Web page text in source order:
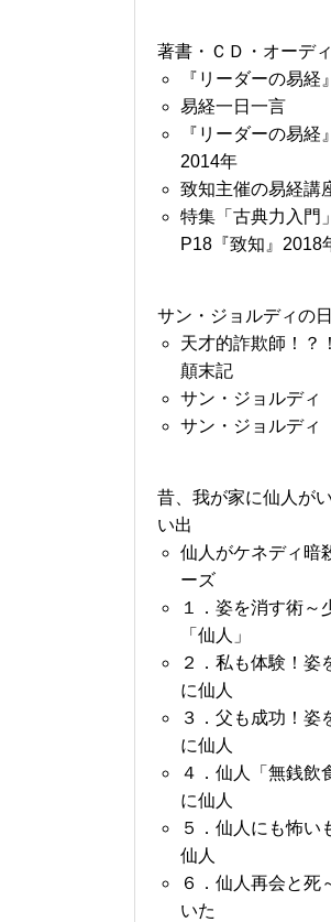
著書・ＣＤ・オーデ
『リーダーの易経
易経一日一言
『リーダーの易
2014年
致知主催の易経講
特集「古典力入門
P18『致知』2018
サン・ジョルディの
天才的詐欺師！？
顛末記
サン・ジョルデ
サン・ジョルデ
昔、我が家に仙人が
い出
仙人がケネディ暗
ーズ
１．姿を消す術～
「仙人」
２．私も体験！姿
に仙人
３．父も成功！姿
に仙人
４．仙人「無銭飲
に仙人
５．仙人にも怖い
仙人
６．仙人再会と死
いた